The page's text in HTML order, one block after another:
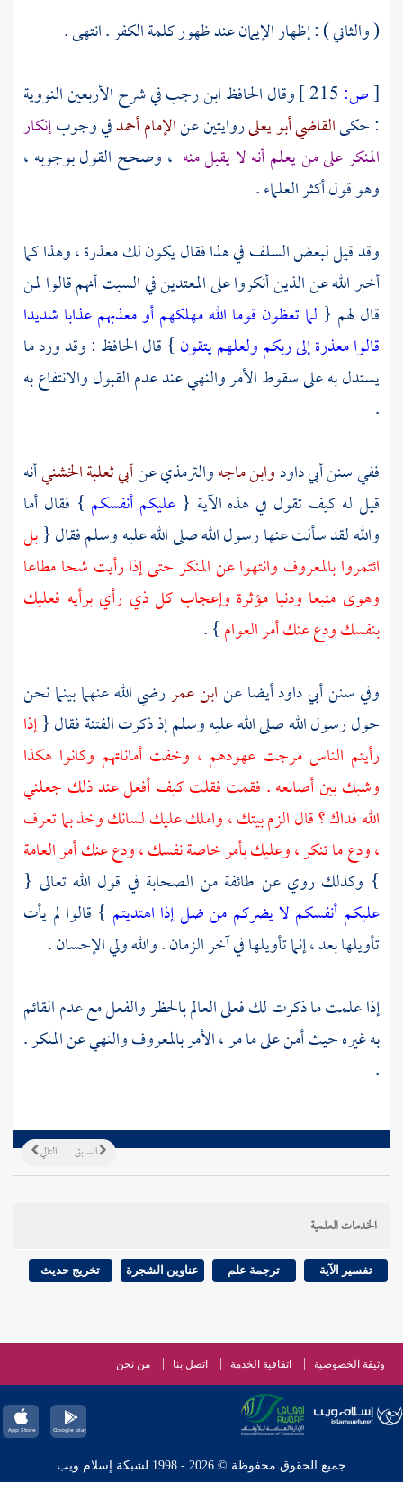
( والثاني ) : إظهار الإيمان عند ظهور كلمة الكفر . انتهى .
[ص: وقال الحافظابن رجبفي شرح الأربعين النووية
: حكىالقاضي أبو يعلىروايتين عنالإمام أحمدفي وجوبإنكار
المنكر على من يعلم أنه لا يقبل منه ، وصحح القول بوجوبه ،
وهو قول أكثر العلماء .
وقد قيل لبعضالسلففي هذا فقال يكون لك معذرة ، وهذا كما
أخبر الله عن الذين أنكروا على المعتدين في السبت أنهم قالوا لمن
قال لهم { لما تعظون قوما الله مهلكهم أو معذبهم عذابا شديدا
قالوا معذرة إلى ربكم ولعلهم يتقون } قال الحافظ : وقد ورد ما
يستدل به على سقوط الأمر والنهي عند عدم القبول والانتفاع به
.
ففي سننأبي داودوابن ماجهوالترمذيعنأبي ثعلبة الخشنيأنه
قيل له كيف تقول في هذه الآية { عليكم أنفسكم } فقال أما
والله لقد سألت عنها رسول الله صلى الله عليه وسلم فقال {بل
ائتمروا بالمعروف وانتهوا عن المنكر حتى إذا رأيت شحا مطاعا
وهوى متبعا ودنيا مؤثرة وإعجاب كل ذي رأي برأيه فعليك
بنفسك ودع عنك أمر العوام} .
وفي سننأبي داودأيضا عنابن عمررضي الله عنهما بينما نحن
حول رسول الله صلى الله عليه وسلم إذ ذكرت الفتنة فقال {إذا
رأيتم الناس مرجت عهودهم ، وخفت أماناتهم وكانوا هكذا
وشبك بين أصابعه . فقمت فقلت كيف أفعل عند ذلك جعلني
الله فداك ؟ قال الزم بيتك ، واملك عليك لسانك وخذ بما تعرف
، ودع ما تنكر ، وعليك بأمر خاصة نفسك ، ودع عنك أمر العامة
} وكذلك روي عن طائفة من الصحابة في قول الله تعالى {
عليكم أنفسكم لا يضركم من ضل إذا اهتديتم } قالوا لم يأت
تأويلها بعد ، إنما تأويلها في آخر الزمان . والله ولي الإحسان .
إذا علمت ما ذكرت لك فعلى العالم بالحظر والفعل مع عدم القائم
به غيره حيث أمن على ما مر ، الأمر بالمعروف والنهي عن المنكر .
.
التالي السابق
الخدمات العلمية
تفسير الآية ترجمة علم عناوين الشجرة تخريج حديث
وثيقة الخصوصية اتفاقية الخدمة اتصل بنا من نحن
جميع الحقوق محفوظة © 2026 - 1998 لشبكة إسلام ويب